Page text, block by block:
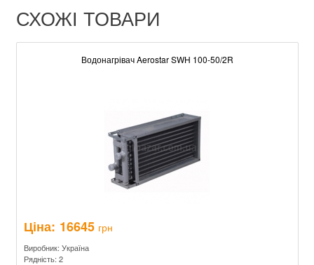
СХОЖІ ТОВАРИ
Водонагрівач Aerostar SWH 100-50/2R
Ціна: 16645 грн
Виробник: Україна
Рядність: 2